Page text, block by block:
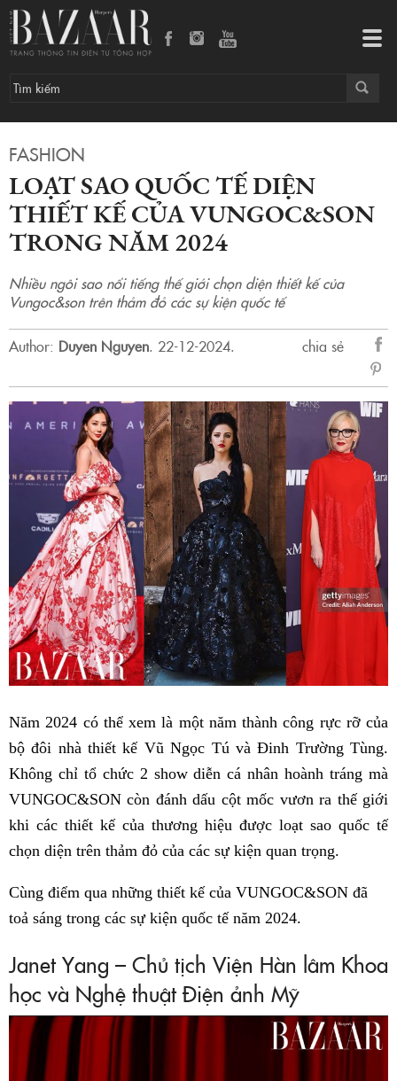
FASHION
LOẠT SAO QUỐC TẾ DIỆN
THIẾT KẾ CỦA VUNGOC&SON
TRONG NĂM 2024
Nhiều ngôi sao nổi tiếng thế giới chọn diện thiết kế của
Vungoc&son trên thảm đỏ các sự kiện quốc tế
Author: Duyen Nguyen. 22-12-2024.
chia sẻ
sẻ
Năm 2024 có thể xem là một năm thành công rực rỡ của
bộ đôi nhà thiết kế Vũ Ngọc Tú và Đinh Trường Tùng.
Không chỉ tổ chức 2 show diễn cá nhân hoành tráng mà
VUNGOC&SON còn đánh dấu cột mốc vươn ra thế giới
khi các thiết kế của thương hiệu được loạt sao quốc tế
chọn diện trên thảm đỏ của các sự kiện quan trọng.
Cùng điểm qua những thiết kế của VUNGOC&SON đã
toả sáng trong các sự kiện quốc tế năm 2024.
Janet Yang – Chủ tịch Viện Hàn lâm Khoa
học và Nghệ thuật Điện ảnh Mỹ